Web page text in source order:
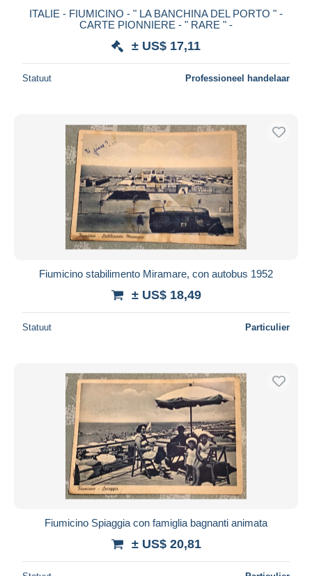
ITALIE - FIUMICINO - " LA BANCHINA DEL PORTO " -
CARTE PIONNIERE - " RARE " -
± US$ 17,11
Statuut Professioneel handelaar
Fiumicino stabilimento Miramare, con autobus 1952
± US$ 18,49
Statuut Particulier
Fiumicino Spiaggia con famiglia bagnanti animata
± US$ 20,81